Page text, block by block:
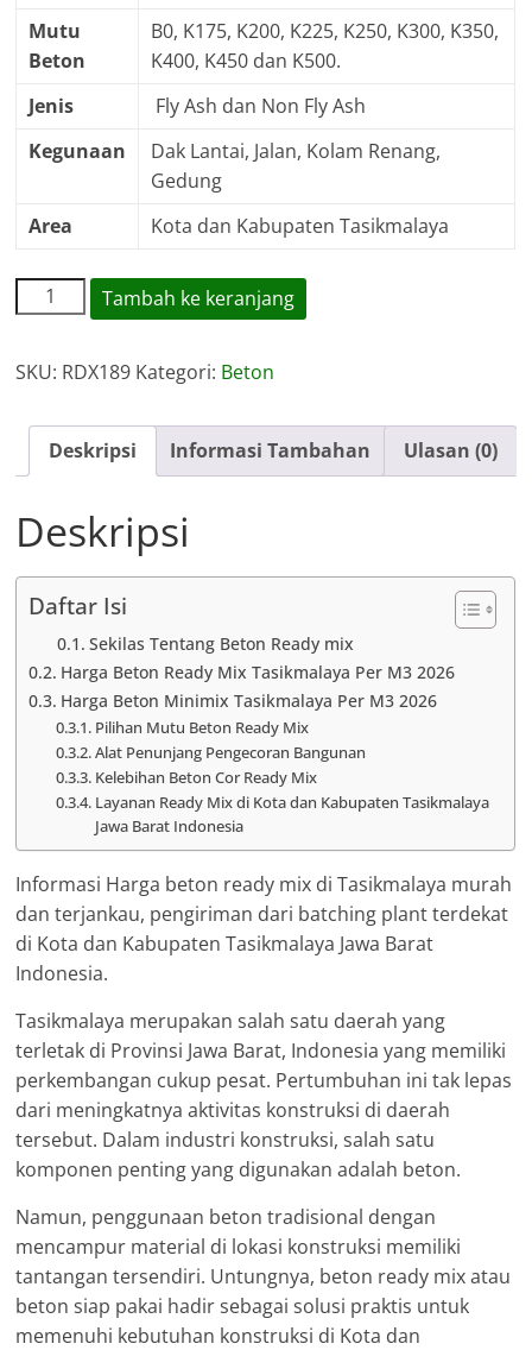
Mutu
Beton
B0, K175, K200, K225, K250, K300, K350,
K400, K450 dan K500.
Jenis
Fly Ash dan Non Fly Ash
Kegunaan
Dak Lantai, Jalan, Kolam Renang,
Gedung
Area
Kota dan Kabupaten Tasikmalaya
Kuantitas
Harga
Mix
Tambah ke keranjang
SKU: RDX189 Kategori: Beton
Deskripsi Informasi Tambahan Ulasan (0)
Deskripsi
Daftar Isi
Sekilas Tentang Beton Ready mix
Harga Beton Ready Mix Tasikmalaya Per M3 2026
Harga Beton Minimix Tasikmalaya Per M3 2026
Pilihan Mutu Beton Ready Mix
Alat Penunjang Pengecoran Bangunan
Kelebihan Beton Cor Ready Mix
Layanan Ready Mix di Kota dan Kabupaten Tasikmalaya
Jawa Barat Indonesia
Informasi Harga beton ready mix di Tasikmalaya murah
dan terjankau, pengiriman dari batching plant terdekat
di Kota dan Kabupaten Tasikmalaya Jawa Barat
Indonesia.
Tasikmalaya merupakan salah satu daerah yang
terletak di Provinsi Jawa Barat, Indonesia yang memiliki
perkembangan cukup pesat. Pertumbuhan ini tak lepas
dari meningkatnya aktivitas konstruksi di daerah
tersebut. Dalam industri konstruksi, salah satu
komponen penting yang digunakan adalah beton.
Namun, penggunaan beton tradisional dengan
mencampur material di lokasi konstruksi memiliki
tantangan tersendiri. Untungnya, beton ready mix atau
beton siap pakai hadir sebagai solusi praktis untuk
memenuhi kebutuhan konstruksi di Kota dan